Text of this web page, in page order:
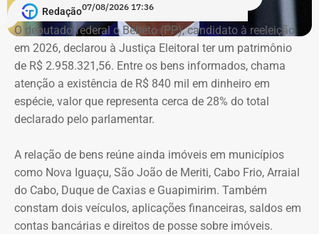
apresentar Crivella como responsável direto por obras,
serviços e programas públicos. Um exemplo disso,
segundo a Ação Popular, foram as publicações em que
Crivella aparece anunciando entregas de obras e
reformas de praças, além de mensagens em primeira
pessoa, como: “Estamos aqui recuperando os aparelhos
da praça”.
*Com informações do g1
Redação07/08/2026 17:36
O deputado federal o Bebeto (PP), candidato à reeleição
em 2026, declarou à Justiça Eleitoral ter um patrimônio
de R$ 2.958.321,56. Entre os bens informados, chama
atenção a existência de R$ 840 mil em dinheiro em
espécie, valor que representa cerca de 28% do total
declarado pelo parlamentar.
A relação de bens reúne ainda imóveis em municípios
como Nova Iguaçu, São João de Meriti, Cabo Frio, Arraial
do Cabo, Duque de Caxias e Guapimirim. Também
constam dois veículos, aplicações financeiras, saldos em
contas bancárias e direitos de posse sobre imóveis.